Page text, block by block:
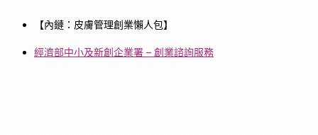
【內鏈：皮膚管理創業懶人包】
經濟部中小及新創企業署 – 創業諮詢服務